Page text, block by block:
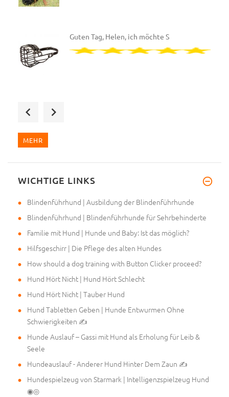
Guten Tag, Helen, ich möchte S
Sehr geehrte Helen, schon gest
MEHR
WICHTIGE LINKS
Blindenführhund | Ausbildung der Blindenführhunde
Blindenführhund | Blindenführhunde für Sehrbehinderte
Familie mit Hund | Hunde und Baby: Ist das möglich?
Hilfsgeschirr | Die Pflege des alten Hundes
How should a dog training with Button Clicker proceed?
Hund Hört Nicht | Hund Hört Schlecht
Hund Hört Nicht | Tauber Hund
Hund Tabletten Geben | Hunde Entwurmen Ohne
Schwierigkeiten ✍
Hunde Auslauf – Gassi mit Hund als Erholung für Leib &
Seele
Hundeauslauf - Anderer Hund Hinter Dem Zaun ✍
Hundespielzeug von Starmark | Intelligenzspielzeug Hund
◉◎